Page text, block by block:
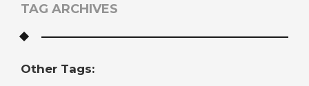
TAG ARCHIVES
Other Tags: